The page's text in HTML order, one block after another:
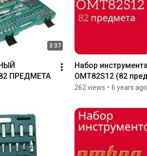
3:37
82 ПРЕДМЕТА
Набор
OMT82S12 (82
262 views • 6 years ago